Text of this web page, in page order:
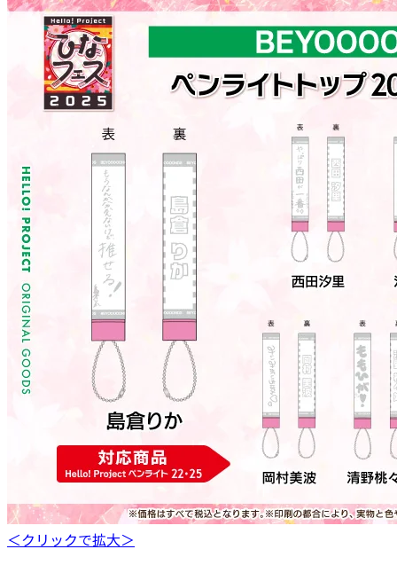
＜クリックで拡大＞